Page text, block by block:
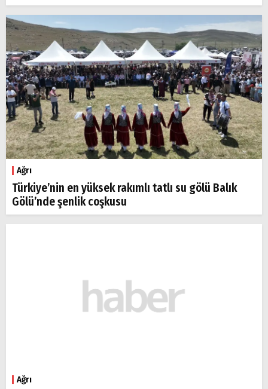
Ağrı
Türkiye’nin en yüksek rakımlı tatlı su gölü Balık
Gölü’nde şenlik coşkusu
Ağrı